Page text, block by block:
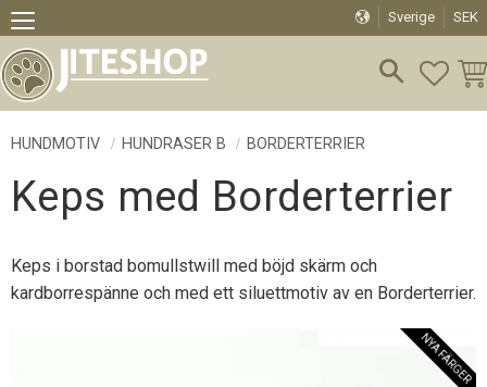
Meny
Sverige SEK
HUNDMOTIV HUNDRASER B BORDERTERRIER
Keps med Borderterrier
Keps i borstad bomullstwill med böjd skärm och
kardborrespänne och med ett siluettmotiv av en Borderterrier.
NYA FÄRGER